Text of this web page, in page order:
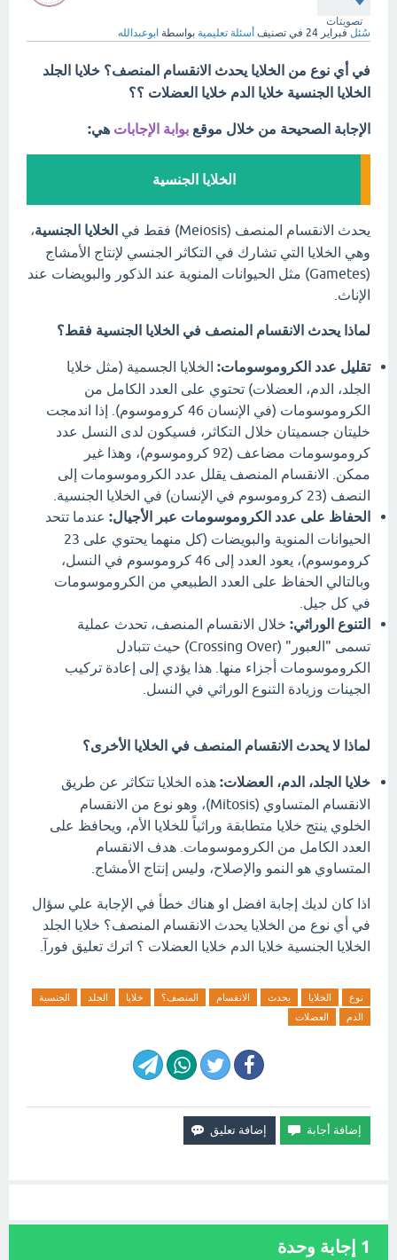
تصويتات
سُئل فبراير 24 في تصنيف أسئلة تعليمية بواسطة ابوعبدالله
في أي نوع من الخلايا يحدث الانقسام المنصف؟ خلايا الجلد
الخلايا الجنسية خلايا الدم خلايا العضلات ؟؟
الإجابة الصحيحة من خلال موقع بوابة الإجابات هي:
الخلايا الجنسية
يحدث الانقسام المنصف (Meiosis) فقط في الخلايا الجنسية،
وهي الخلايا التي تشارك في التكاثر الجنسي لإنتاج الأمشاج
(Gametes) مثل الحيوانات المنوية عند الذكور والبويضات عند
الإناث.
لماذا يحدث الانقسام المنصف في الخلايا الجنسية فقط؟
تقليل عدد الكروموسومات: الخلايا الجسمية (مثل خلايا
الجلد، الدم، العضلات) تحتوي على العدد الكامل من
الكروموسومات (في الإنسان 46 كروموسوم). إذا اندمجت
خليتان جسميتان خلال التكاثر، فسيكون لدى النسل عدد
كروموسومات مضاعف (92 كروموسوم)، وهذا غير
ممكن. الانقسام المنصف يقلل عدد الكروموسومات إلى
النصف (23 كروموسوم في الإنسان) في الخلايا الجنسية.
الحفاظ على عدد الكروموسومات عبر الأجيال: عندما تتحد
الحيوانات المنوية والبويضات (كل منهما يحتوي على 23
كروموسوم)، يعود العدد إلى 46 كروموسوم في النسل،
وبالتالي الحفاظ على العدد الطبيعي من الكروموسومات
في كل جيل.
التنوع الوراثي: خلال الانقسام المنصف، تحدث عملية
تسمى "العبور" (Crossing Over) حيث تتبادل
الكروموسومات أجزاء منها. هذا يؤدي إلى إعادة تركيب
الجينات وزيادة التنوع الوراثي في النسل.
لماذا لا يحدث الانقسام المنصف في الخلايا الأخرى؟
خلايا الجلد، الدم، العضلات: هذه الخلايا تتكاثر عن طريق
الانقسام المتساوي (Mitosis)، وهو نوع من الانقسام
الخلوي ينتج خلايا متطابقة وراثياً للخلايا الأم، ويحافظ على
العدد الكامل من الكروموسومات. هدف الانقسام
المتساوي هو النمو والإصلاح، وليس إنتاج الأمشاج.
اذا كان لديك إجابة افضل او هناك خطأ في الإجابة علي سؤال
في أي نوع من الخلايا يحدث الانقسام المنصف؟ خلايا الجلد
الخلايا الجنسية خلايا الدم خلايا العضلات ؟ اترك تعليق فورآ.
نوع الخلايا يحدث الانقسام المنصف؟ خلايا الجلد
الجنسية
الدم
العضلات
1 إجابة وحدة